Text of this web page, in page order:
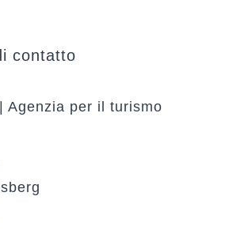
contatto
Agenzia per il turismo